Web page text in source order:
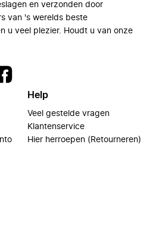
en verzonden door
van 's werelds beste
u veel plezier. Houdt u van onze
Help
Veel gestelde vragen
Klantenservice
Hier herroepen (Retourneren)